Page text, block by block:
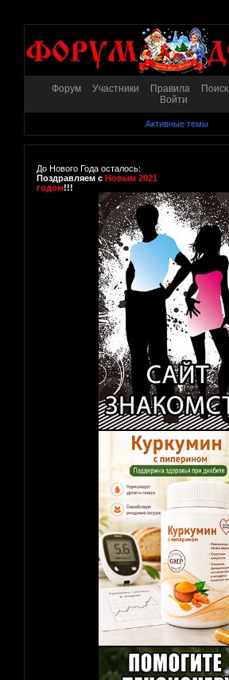
Форум Участники Правила Поиск
Войти
Активные темы
До Нового Года осталось:
Поздравляем с Новым 2021
годом!!!